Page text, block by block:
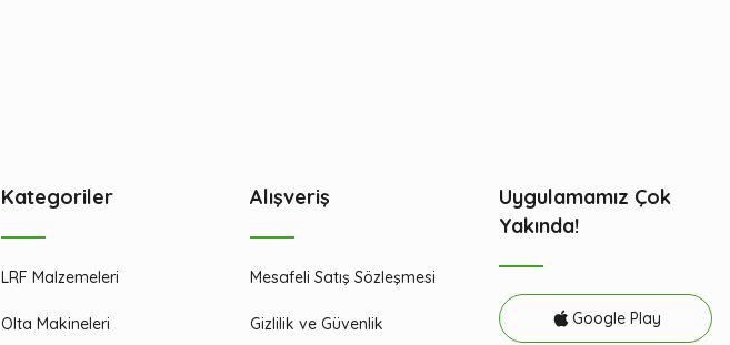
Kategoriler
LRF Malzemeleri
Olta Makineleri
Alışveriş
Mesafeli Satış Sözleşmesi
Gizlilik ve Güvenlik
Uygulamamız Çok
Yakında!
Google Play